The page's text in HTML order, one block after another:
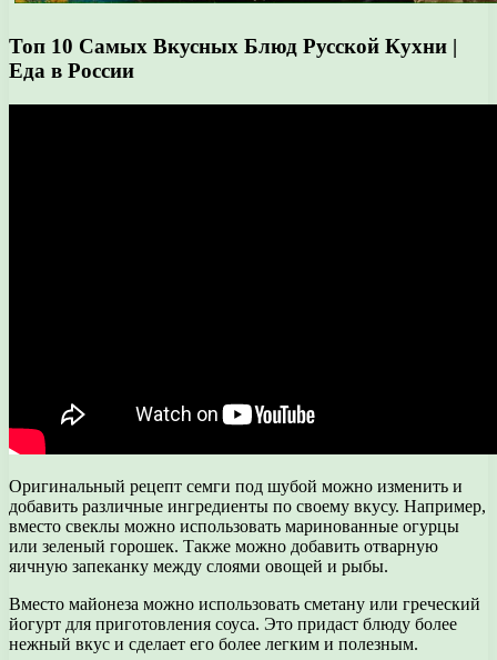
Топ 10 Самых Вкусных Блюд Русской Кухни |
Еда в России
Оригинальный рецепт семги под шубой можно изменить и
добавить различные ингредиенты по своему вкусу. Например,
вместо свеклы можно использовать маринованные огурцы
или зеленый горошек. Также можно добавить отварную
яичную запеканку между слоями овощей и рыбы.
Вместо майонеза можно использовать сметану или греческий
йогурт для приготовления соуса. Это придаст блюду более
нежный вкус и сделает его более легким и полезным.